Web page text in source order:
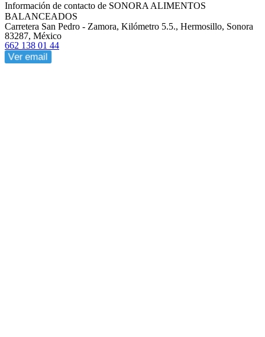
Información de contacto de SONORA ALIMENTOS
BALANCEADOS
Carretera San Pedro - Zamora, Kilómetro 5.5., Hermosillo, Sonora
83287, México
662 138 01 44
Ver email